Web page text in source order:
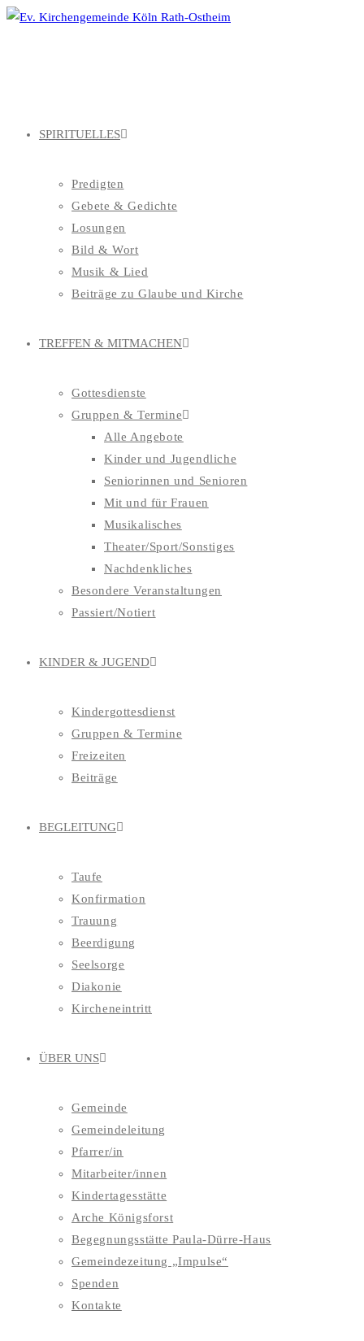
Zum
SPIRITUELLES
Predigten
Gebete & Gedichte
Losungen
Bild & Wort
Musik & Lied
Beiträge zu Glaube und Kirche
TREFFEN & MITMACHEN
Gottesdienste
Gruppen & Termine
Alle Angebote
Kinder und Jugendliche
Seniorinnen und Senioren
Mit und für Frauen
Musikalisches
Theater/Sport/Sonstiges
Nachdenkliches
Besondere Veranstaltungen
Passiert/Notiert
KINDER & JUGEND
Kindergottesdienst
Gruppen & Termine
Freizeiten
Beiträge
BEGLEITUNG
Taufe
Konfirmation
Trauung
Beerdigung
Seelsorge
Diakonie
Kircheneintritt
ÜBER UNS
Gemeinde
Gemeindeleitung
Pfarrer/in
Mitarbeiter/innen
Kindertagesstätte
Arche Königsforst
Begegnungsstätte Paula-Dürre-Haus
Gemeindezeitung „Impulse“
Spenden
Kontakte